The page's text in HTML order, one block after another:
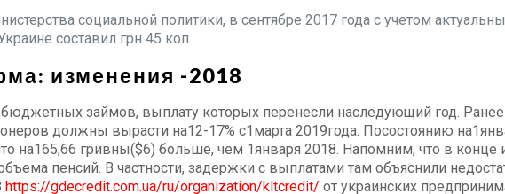
социальной политики, в сентябре 2017 года с учетом
составил грн 45 коп.
изменения -2018
займов, выплату которых перенесли наследующий год.
должны вырасти на12-17% с1марта 2019года. Посостоянию
на165,66 гривны($6) больше, чем 1января 2018. Напомним, что в
пенсий. В частности, задержки с выплатами там объяснили
https://gdecredit.com.ua/ru/organization/kltcredit/ от украинских